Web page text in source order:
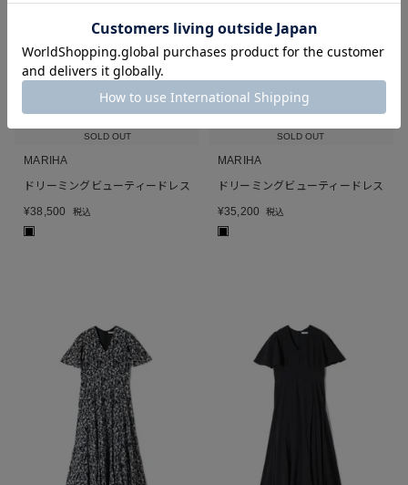
SOLD OUT
MARIHA
ドリーミングビューティードレス
¥38,500 税込
■
SOLD OUT
MARIHA
ドリーミングビューティードレス
¥35,200 税込
■